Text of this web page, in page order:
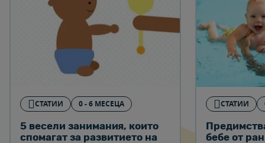
СТАТИИ 0 - 6 МЕСЕЦА
5 весели занимания, които
спомагат за развитието на
СТАТИИ
бебе от